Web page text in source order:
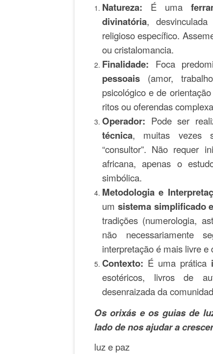
Natureza: É uma
divinatória,
religioso específico.
ou cristalomancia.
Finalidade: Foca
pessoais (amor,
psicológico e de
ritos ou oferendas
Operador: Pode ser
técnica, muitas vezes
“consultor”. Não requer
africana, apenas o
simbólica.
Metodologia e
um sistema simplificado
tradições (numerologia,
não necessariamente
interpretação é mais livre e
Contexto: É uma prática
esotéricos, livros de
desenraizada da
Os orixás e os guias de
lado de nos ajudar a
luz e paz